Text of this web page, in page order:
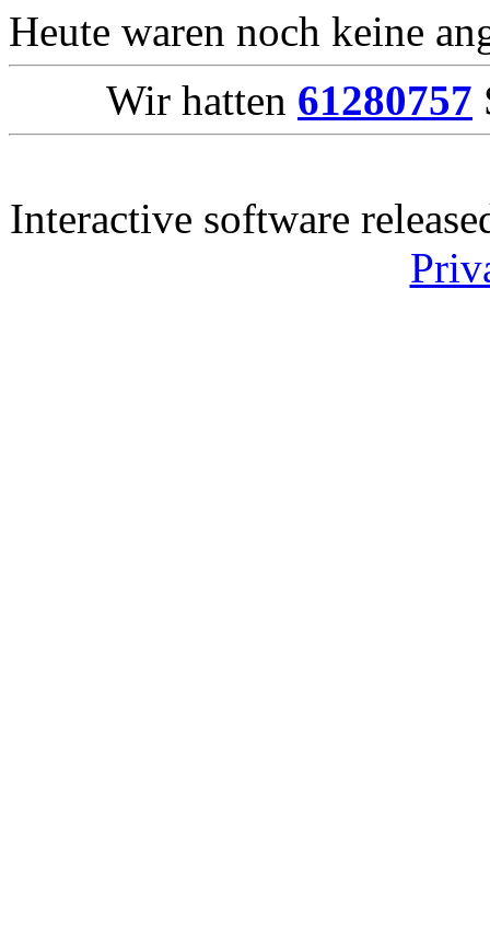
Heute waren noch keine
Wir hatten 61280757
Interactive software